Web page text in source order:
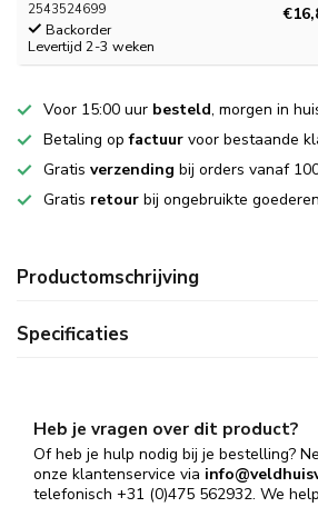
2543524699
Backorder
Levertijd 2-3 weken
Voor 15:00 uur besteld, morgen in
Betaling opfactuur voor bestaande
Gratis verzending bij orders vanaf
Gratis retour bij ongebruikte goederen
Productomschrijving
Specificaties
Heb je vragen over dit product?
Of heb je hulp nodig bij je bestelling?
onze klantenservice via
telefonisch +31 (0)475 562932. We